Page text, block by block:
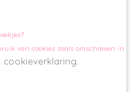
van cookies zoals omschreven in